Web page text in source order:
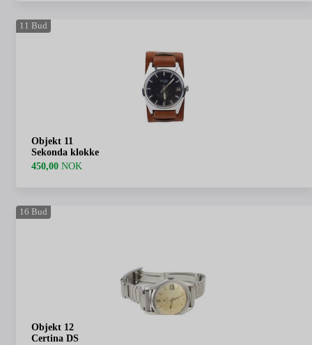
11 Bud
Objekt 11
Sekonda klokke
450,00 NOK
16 Bud
Objekt 12
Certina DS